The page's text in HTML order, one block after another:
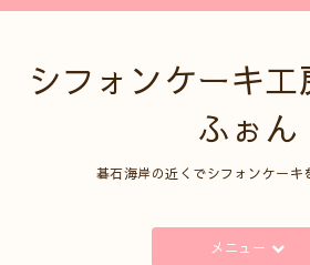
シフォンケーキ
ふぉん
碁石海岸の近くでシフォンケーキ
メニュー